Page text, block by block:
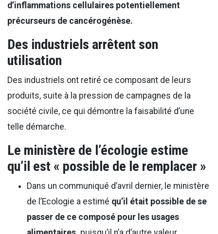
d’inflammations cellulaires potentiellement
précurseurs de cancérogénèse.
Des industriels arrêtent son
utilisation
Des industriels ont retiré ce composant de leurs
produits, suite à la pression de campagnes de la
société civile, ce qui démontre la faisabilité d’une
telle démarche.
Le ministère de l’écologie estime
qu’il est « possible de le remplacer »
Dans un communiqué d’avril dernier, le ministère
de l’Ecologie a estimé qu’il était possible de se
passer de ce composé pour les usages